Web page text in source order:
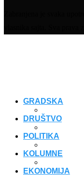
GRADSKA
DRUŠTVO
POLITIKA
KOLUMNE
EKONOMIJA